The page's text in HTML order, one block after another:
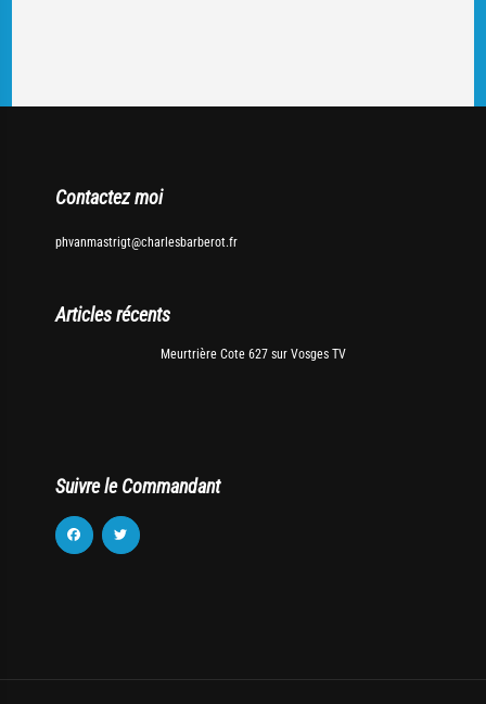
Contactez moi
phvanmastrigt@charlesbarberot.fr
Articles récents
Meurtrière Cote 627 sur Vosges TV
Suivre le Commandant